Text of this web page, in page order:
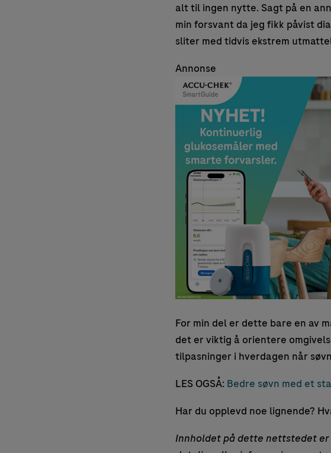
alt til ingen nytte. Sagt på en
min forsvant da jeg fikk påvist
sliter med tidvis ekstrem
Annonse
For min del er dette bare en av
det er viktig å orientere
tilpasninger i hverdagen når
LES OGSÅ: Bedre søvn med et
Har du opplevd noe lignende?
Innholdet på dette nettstedet er